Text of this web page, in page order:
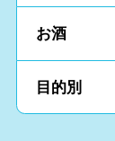
お酒
目的別